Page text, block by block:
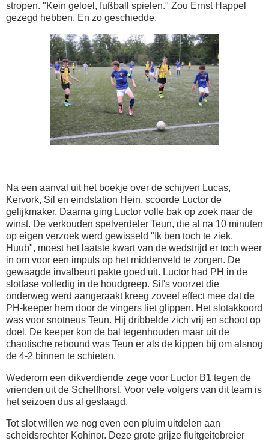
stropen. "Kein geloel, fußball spielen." Zou Ernst Happel
gezegd hebben. En zo geschiedde.
Na een aanval uit het boekje over de schijven Lucas,
Kervork, Sil en eindstation Hein, scoorde Luctor de
gelijkmaker. Daarna ging Luctor volle bak op zoek naar de
winst. De verkouden spelverdeler Teun, die al na 10 minuten
op eigen verzoek werd gewisseld "Ik ben toch te ziek,
Huub", moest het laatste kwart van de wedstrijd er toch weer
in om voor een impuls op het middenveld te zorgen. De
gewaagde invalbeurt pakte goed uit. Luctor had PH in de
slotfase volledig in de houdgreep. Sil's voorzet die
onderweg werd aangeraakt kreeg zoveel effect mee dat de
PH-keeper hem door de vingers liet glippen. Het slotakkoord
was voor snotneus Teun. Hij dribbelde zich vrij en schoot op
doel. De keeper kon de bal tegenhouden maar uit de
chaotische rebound was Teun er als de kippen bij om alsnog
de 4-2 binnen te schieten.
Wederom een dikverdiende zege voor Luctor B1 tegen de
vrienden uit de Schelfhorst. Voor vele volgers van dit team is
het seizoen dus al geslaagd.
Tot slot willen we nog even een pluim uitdelen aan
scheidsrechter Kohinor. Deze grote grijze fluitgeitebreier